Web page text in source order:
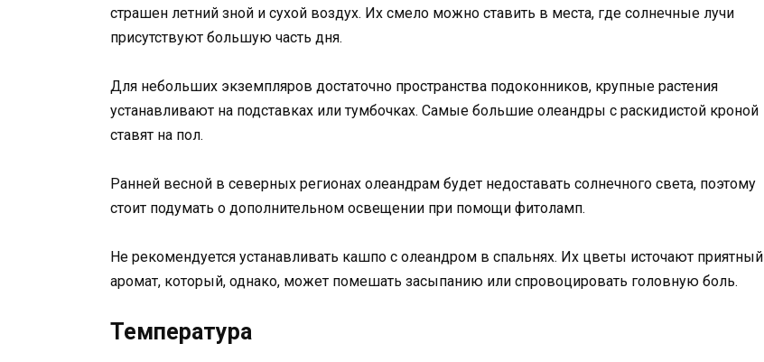
страшен летний зной и сухой воздух. Их смело можно ставить в места, где солнечные лучи
присутствуют большую часть дня.
Для небольших экземпляров достаточно пространства подоконников, крупные растения
устанавливают на подставках или тумбочках. Самые большие олеандры с раскидистой кроной
ставят на пол.
Ранней весной в северных регионах олеандрам будет недоставать солнечного света, поэтому
стоит подумать о дополнительном освещении при помощи фитоламп.
Не рекомендуется устанавливать кашпо с олеандром в спальнях. Их цветы источают приятный
аромат, который, однако, может помешать засыпанию или спровоцировать головную боль.
Температура